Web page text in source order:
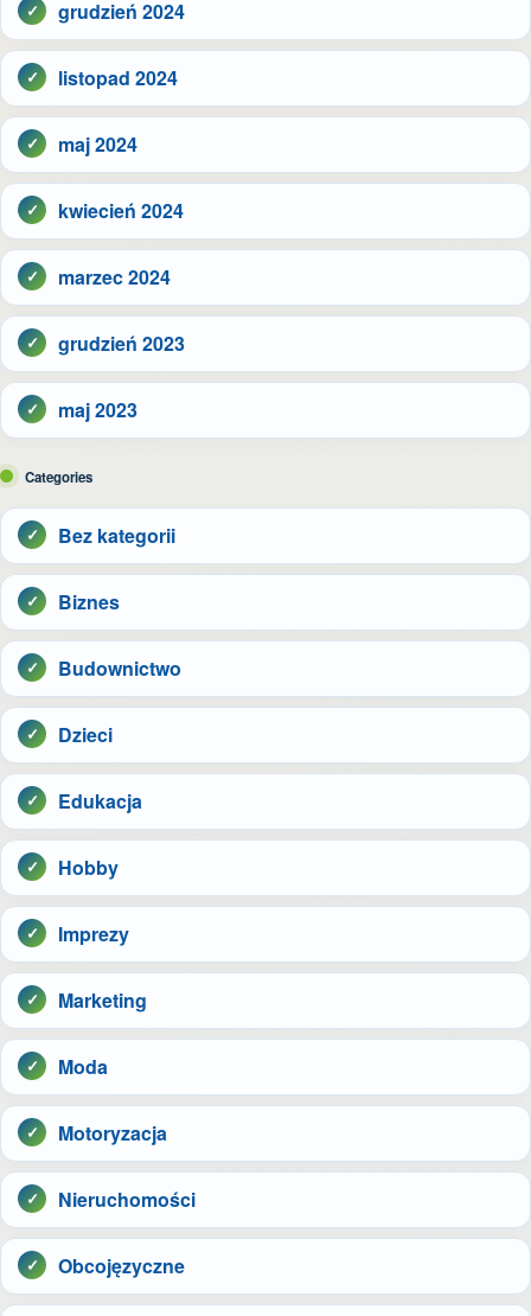
grudzień 2024
listopad 2024
maj 2024
kwiecień 2024
marzec 2024
grudzień 2023
maj 2023
Categories
Bez kategorii
Biznes
Budownictwo
Dzieci
Edukacja
Hobby
Imprezy
Marketing
Moda
Motoryzacja
Nieruchomości
Obcojęzyczne